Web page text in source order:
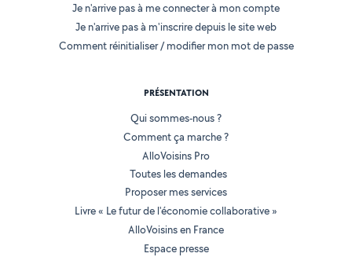
Je n'arrive pas à me connecter à mon compte
Je n'arrive pas à m'inscrire depuis le site web
Comment réinitialiser / modifier mon mot de passe
PRÉSENTATION
Qui sommes-nous ?
Comment ça marche ?
AlloVoisins Pro
Toutes les demandes
Proposer mes services
Livre « Le futur de l'économie collaborative »
AlloVoisins en France
Espace presse